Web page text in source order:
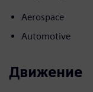
Aerospace
Automotive
Движение